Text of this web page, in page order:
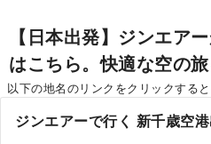
【日本出発】ジンエア
はこちら。快適な空の
以下の地名のリンクをクリックする
ジンエアーで行く 新千歳空